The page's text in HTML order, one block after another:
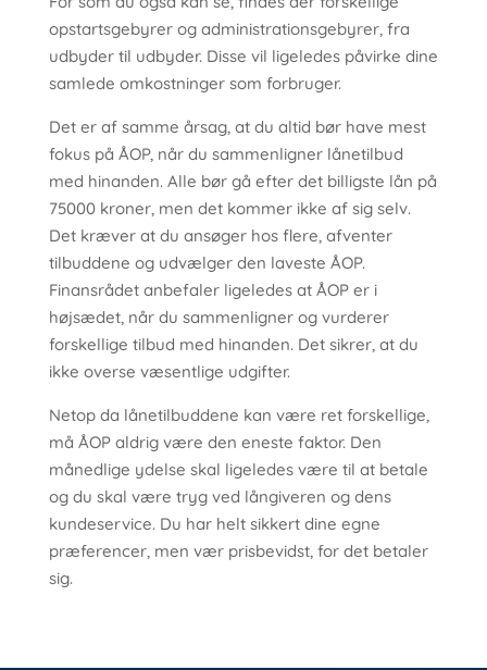
opstartsgebyrer og administrationsgebyrer, fra
udbyder til udbyder. Disse vil ligeledes påvirke dine
samlede omkostninger som forbruger.
Det er af samme årsag, at du altid bør have mest
fokus på ÅOP, når du sammenligner lånetilbud
med hinanden. Alle bør gå efter det billigste lån på
75000 kroner, men det kommer ikke af sig selv.
Det kræver at du ansøger hos flere, afventer
tilbuddene og udvælger den laveste ÅOP.
Finansrådet anbefaler ligeledes at ÅOP er i
højsædet, når du sammenligner og vurderer
forskellige tilbud med hinanden. Det sikrer, at du
ikke overse væsentlige udgifter.
Netop da lånetilbuddene kan være ret forskellige,
må ÅOP aldrig være den eneste faktor. Den
månedlige ydelse skal ligeledes være til at betale
og du skal være tryg ved långiveren og dens
kundeservice. Du har helt sikkert dine egne
præferencer, men vær prisbevidst, for det betaler
sig.